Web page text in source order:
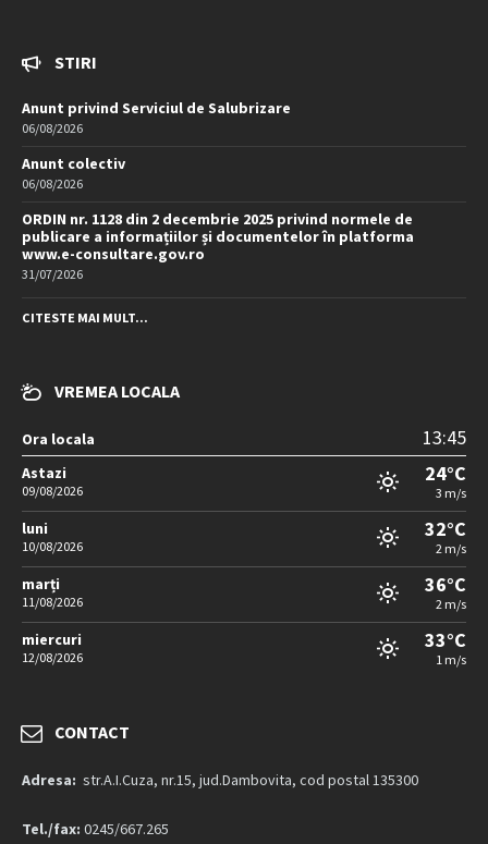
STIRI
Anunt privind Serviciul de Salubrizare
06/08/2026
Anunt colectiv
06/08/2026
ORDIN nr. 1128 din 2 decembrie 2025 privind normele de
publicare a informațiilor și documentelor în platforma
www.e-consultare.gov.ro
31/07/2026
CITESTE MAI MULT...
VREMEA LOCALA
Ora locala 13:45
Astazi
09/08/2026
24°C
3 m/s
luni
10/08/2026
32°C
2 m/s
marți
11/08/2026
36°C
2 m/s
miercuri
12/08/2026
33°C
1 m/s
CONTACT
Adresa: str.A.I.Cuza, nr.15, jud.Dambovita, cod postal 135300
Tel./fax: 0245/667.265